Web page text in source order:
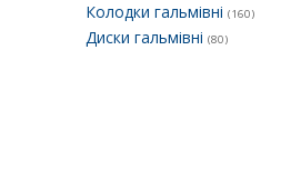
Колодки гальмівні (160)
Диски гальмівні (80)